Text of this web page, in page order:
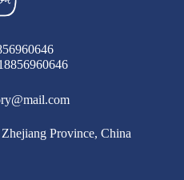
Province, China